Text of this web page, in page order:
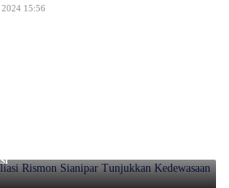
Penuh untuk Bobby-Surya di Pilgub
15:56
Rismon Sianipar Tunjukkan